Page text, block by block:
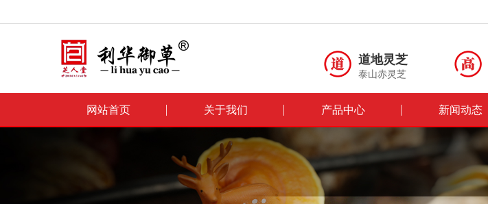
道地灵芝
泰山赤灵芝
网站首页 关于我们 产品中心 新闻动态